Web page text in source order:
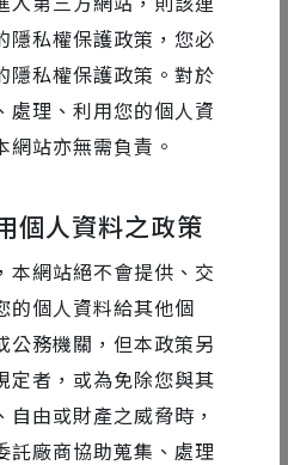
隱私權保護政策，您必
隱私權保護政策。對於
處理、利用您的個人資
網站亦無需負責。
個人資料之政策
本網站絕不會提供、交
的個人資料給其他個
公務機關，但本政策另
定者，或為免除您與其
由或財產之威脅時，
託廠商協助蒐集、處理
珍奶》蒐羅了社群
友所推薦最道地、最美味
繪製成地圖。
，下回帶上地圖，去好好
的珍奶！